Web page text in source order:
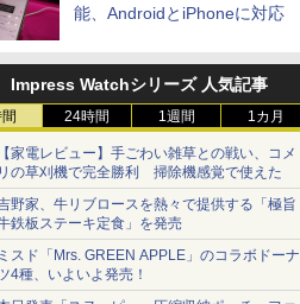
能、AndroidとiPhoneに対応
Impress Watchシリーズ 人気記事
24時間 1週間 1カ月
家電レビュー】手ごわい雑草との戦い、コメ
の草刈機で完全勝利 掃除機感覚で使えた
野家、牛リブロースを熱々で提供する「極旨
鉄板ステーキ定食」を発売
スド「Mrs. GREEN APPLE」のコラボドーナ
4種、いよいよ発売！